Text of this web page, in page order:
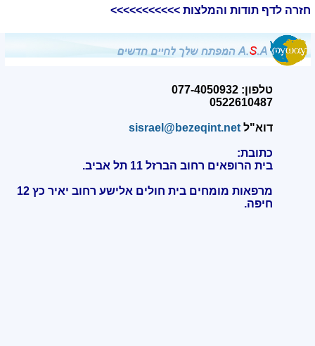
חזרה לדף תודות והמלצות >>>>>>>>>>>
טלפון: 077-4050932
0522610487
דוא"לsisrael@bezeqint.net
כתובת:
בית הרופאים רחוב הברזל 11 תל אביב.
מרפאות מומחים בית חולים אלישע רחוב יאיר כץ 12
חיפה.